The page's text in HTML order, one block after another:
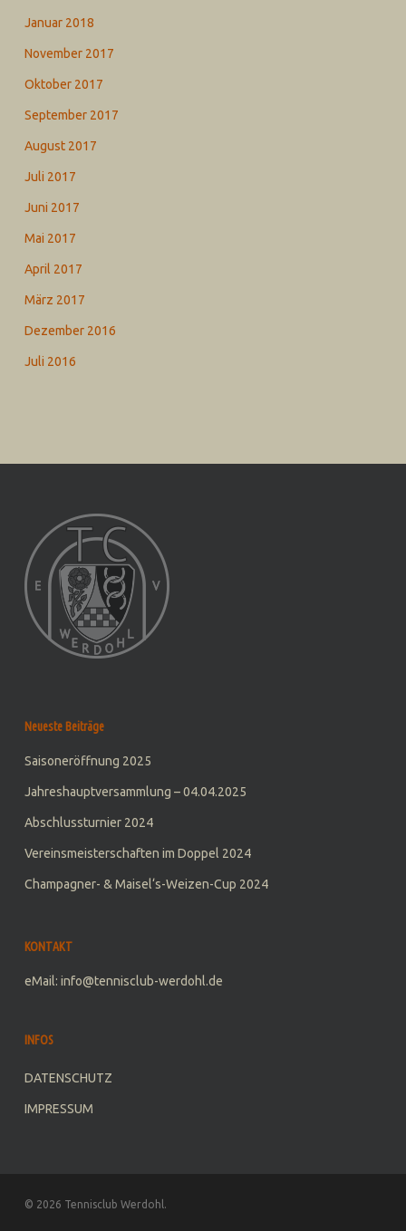
Januar 2018
November 2017
Oktober 2017
September 2017
August 2017
Juli 2017
Juni 2017
Mai 2017
April 2017
März 2017
Dezember 2016
Juli 2016
Neueste Beiträge
Saisoneröffnung 2025
Jahreshauptversammlung – 04.04.2025
Abschlussturnier 2024
Vereinsmeisterschaften im Doppel 2024
Champagner- & Maisel‘s-Weizen-Cup 2024
KONTAKT
eMail: info@tennisclub-werdohl.de
INFOS
DATENSCHUTZ
IMPRESSUM
© 2026 Tennisclub Werdohl.